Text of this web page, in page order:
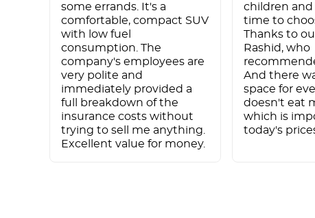
some errands. It's a
comfortable, compact SUV
with low fuel
consumption. The
company's employees are
very polite and
immediately provided a
full breakdown of the
insurance costs without
trying to sell me anything.
Excellent value for money.
children and
time to
Thanks to
Rashid, who
And there
space for
doesn't eat
which is
today's